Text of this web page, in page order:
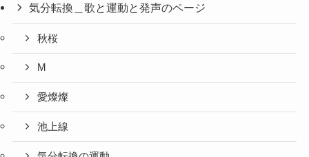
気分転換＿歌と運動と発声のページ
秋桜
M
愛燦燦
池上線